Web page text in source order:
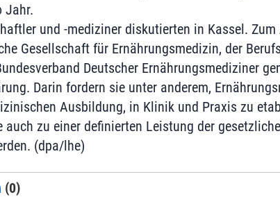
Jahr.
und -mediziner diskutierten in Kassel.
Gesellschaft für Ernährungsmedizin, der
Deutscher Ernährungsmediziner
Darin fordern sie unter anderem,
Ausbildung, in Klinik und Praxis zu
auch zu einer definierten Leistung der
(dpa/lhe)
(0)